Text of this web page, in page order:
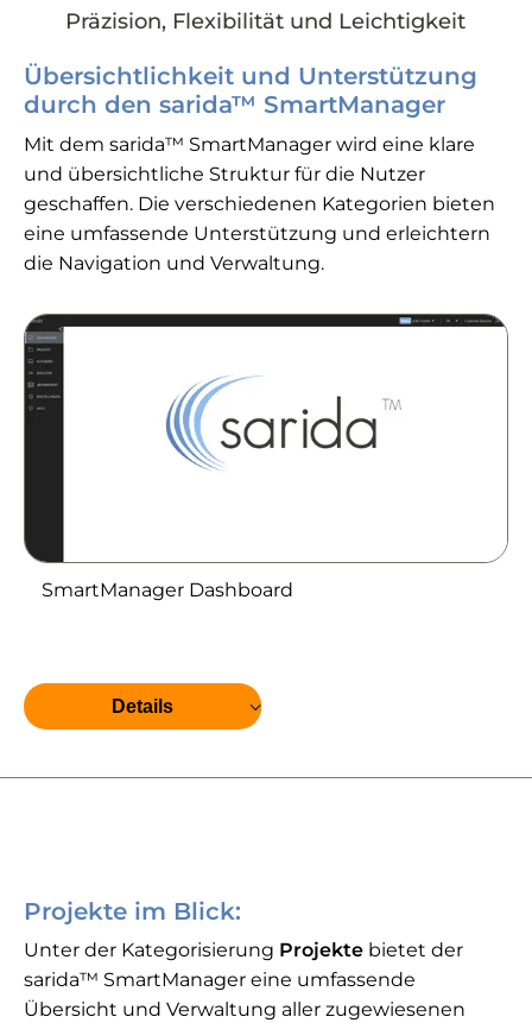
Präzision, Flexibilität und Leichtigkeit
Übersichtlichkeit und Unterstützung
durch den sarida™ SmartManager
Mit dem sarida™ SmartManager wird eine klare
und übersichtliche Struktur für die Nutzer
geschaffen. Die verschiedenen Kategorien bieten
eine umfassende Unterstützung und erleichtern
die Navigation und Verwaltung.
SmartManager Dashboard
Details
Projekte im Blick:
Unter der Kategorisierung Projekte bietet der
sarida™ SmartManager eine umfassende
Übersicht und Verwaltung aller zugewiesenen